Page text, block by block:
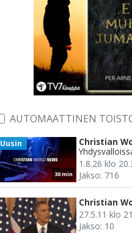
AUTOMAATTINEN
30 min
Uusin Christian
1.8.26 klo
Jakso: 716
Christian
27.5.11 klo
Jakso: 10